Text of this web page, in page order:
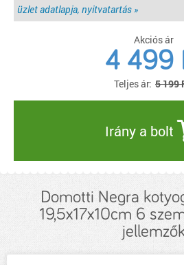
üzlet adatlapja, nyitvatartás »
Akciós ár
4 499
Teljes ár: 5 199
Irány a bolt
Domotti Negra
19,5x17x10cm 6